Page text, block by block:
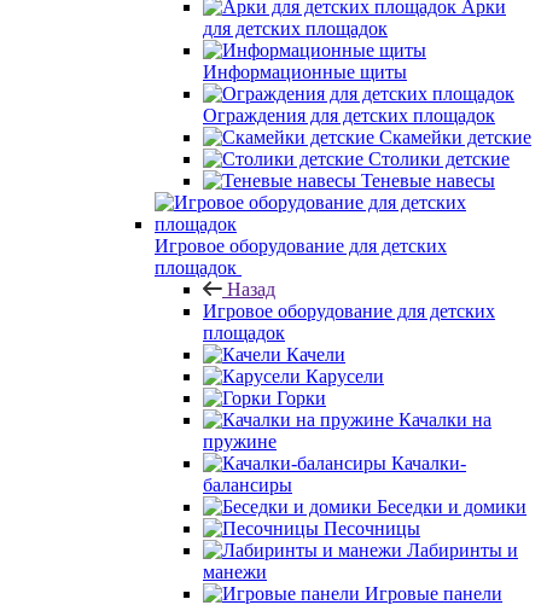
Арки
для детских площадок
Информационные щиты
Ограждения для детских площадок
Скамейки детские
Столики детские
Теневые навесы
Игровое оборудование для детских
площадок
Назад
Игровое оборудование для детских
площадок
Качели
Карусели
Горки
Качалки на
пружине
Качалки-
балансиры
Беседки и домики
Песочницы
Лабиринты и
манежи
Игровые панели